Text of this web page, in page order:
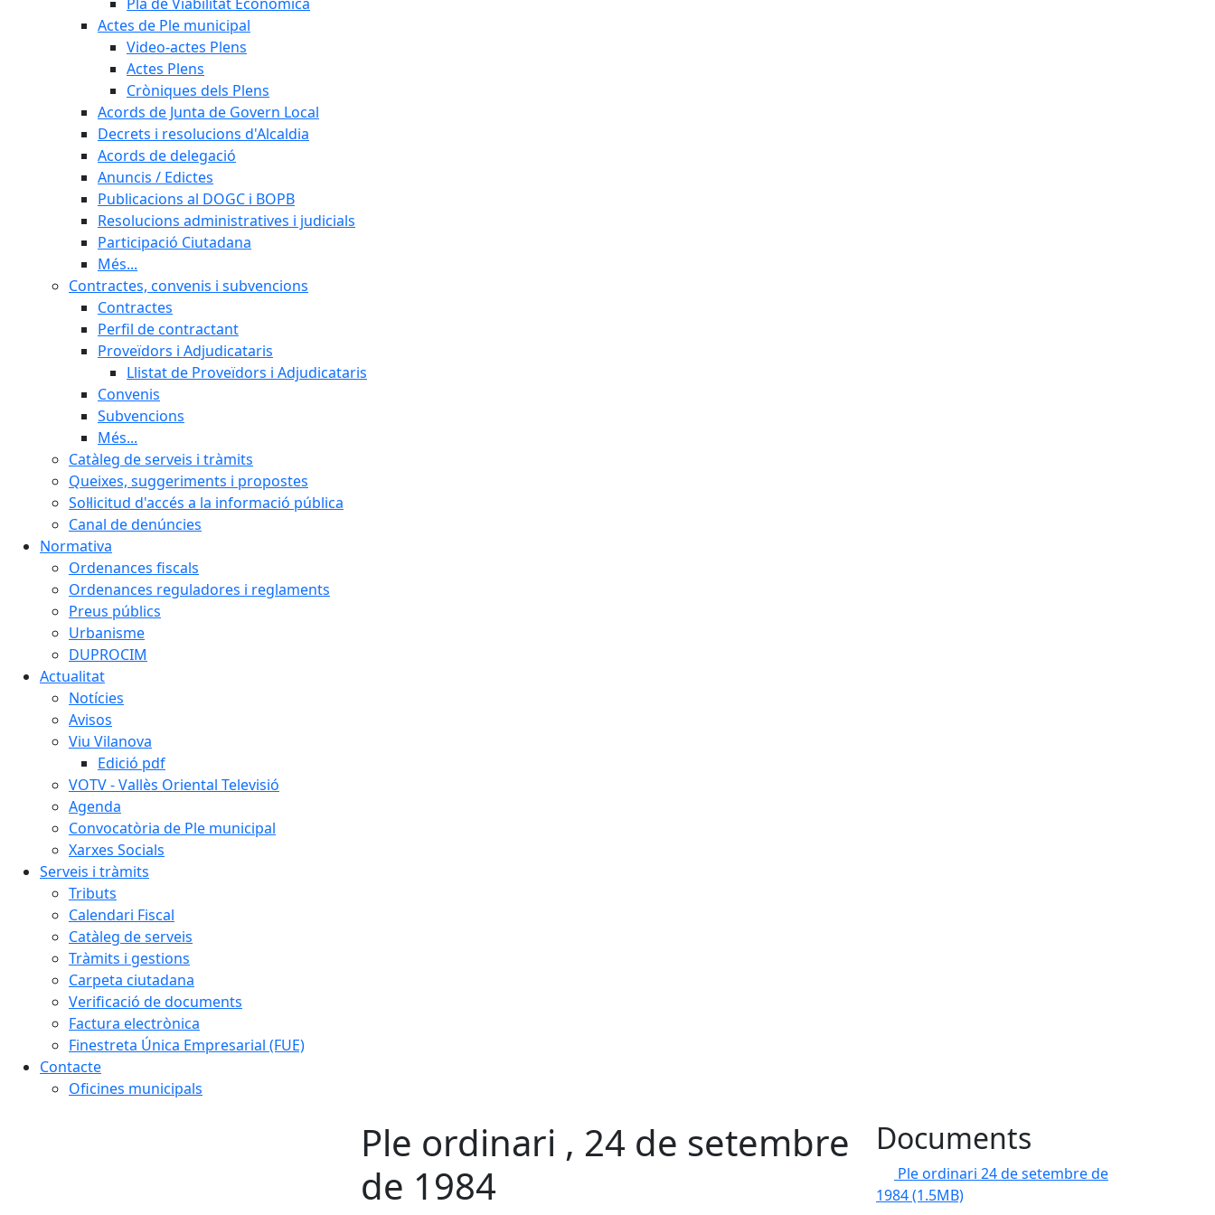
Actes de Ple municipal
Video-actes Plens
Actes Plens
Cròniques dels Plens
Acords de Junta de Govern Local
Decrets i resolucions d'Alcaldia
Acords de delegació
Anuncis / Edictes
Publicacions al DOGC i BOPB
Resolucions administratives i judicials
Participació Ciutadana
Més...
Contractes, convenis i subvencions
Contractes
Perfil de contractant
Proveïdors i Adjudicataris
Llistat de Proveïdors i Adjudicataris
Convenis
Subvencions
Més...
Catàleg de serveis i tràmits
Queixes, suggeriments i propostes
Sol·licitud d'accés a la informació pública
Canal de denúncies
Normativa
Ordenances fiscals
Ordenances reguladores i reglaments
Preus públics
Urbanisme
DUPROCIM
Actualitat
Notícies
Avisos
Viu Vilanova
Edició pdf
VOTV - Vallès Oriental Televisió
Agenda
Convocatòria de Ple municipal
Xarxes Socials
Serveis i tràmits
Tributs
Calendari Fiscal
Catàleg de serveis
Tràmits i gestions
Carpeta ciutadana
Verificació de documents
Factura electrònica
Finestreta Única Empresarial (FUE)
Contacte
Oficines municipals
Ple ordinari , 24 de setembre
de 1984
Documents
Ple ordinari 24 de setembre de
1984(1.5MB)